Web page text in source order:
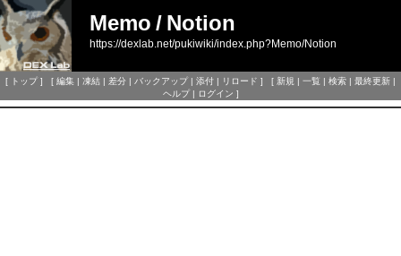
Memo / Notion
https://dexlab.net/pukiwiki/index.php?Memo/Notion
[ トップ] [ 編集 | 凍結 | 差分 | バックアップ| 添付 | リロード ] [ 新規 | 一覧 | 検索 | 最終更新 |
ヘルプ| ログイン ]